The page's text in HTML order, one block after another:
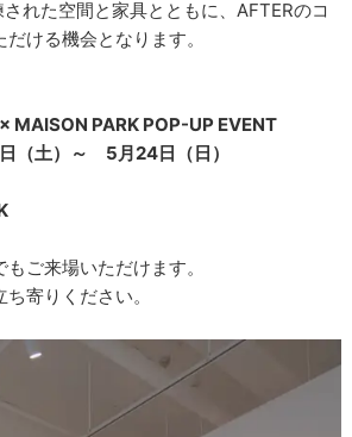
れた空間と家具とともに、AFTERのコ
ける機会となります。
MAISON PARK POP-UP EVENT
（土）～ 5月24日（日）
ご来場いただけます。
寄りください。